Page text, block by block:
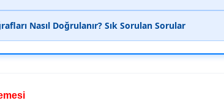
Nasıl Doğrulanır? Sık Sorulan Sorular